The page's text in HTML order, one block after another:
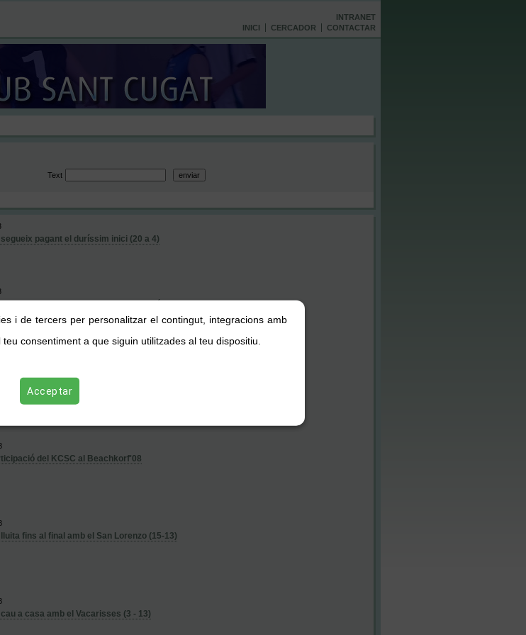
INTRANET
INICI
CERCADOR CONTACTAR
Text
segueix pagant el duríssim inici (20 a 4)
es reforça amb Berta Alomà
del KCSC al Beachkorf'08
lluita fins al final amb el San Lorenzo (15-13)
cau a casa amb el Vacarisses (3 - 13)
i de tercers per personalitzar el contingut, integracions amb
consentiment a que siguin utilitzades al teu dispositiu.
Acceptar